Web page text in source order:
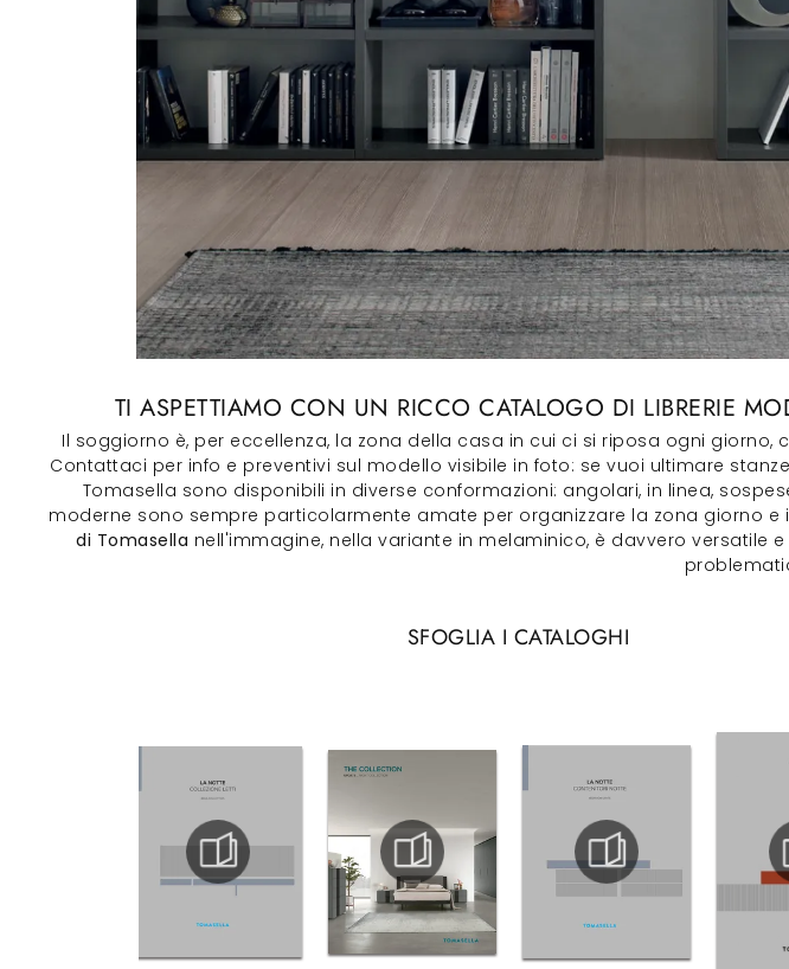
TI ASPETTIAMO CON UN RICCO CATALOGO DI LIBRERIE
Il soggiorno è, per eccellenza, la zona della casa in cui ci si riposa ogni
Contattaci per info e preventivi sul modello visibile in foto: se vuoi ultimare
Tomasella sono disponibili in diverse conformazioni: angolari, in linea,
moderne sono sempre particolarmente amate per organizzare la zona giorno
di Tomasella nell'immagine, nella variante in melaminico, è davvero versatile
SFOGLIA I CATALOGHI